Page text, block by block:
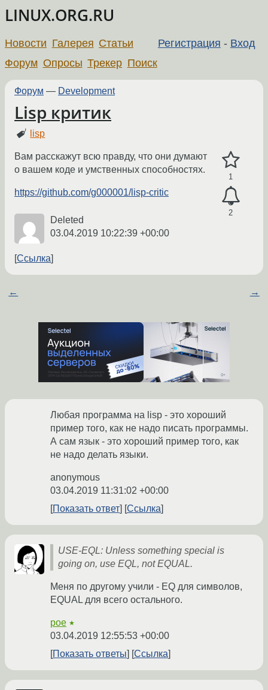
LINUX.ORG.RU
Регистрация - Вход
Новости Галерея Статьи
Форум Опросы Трекер Поиск
Форум — Development
Lisp критик
lisp
1
2
Вам расскажут всю правду, что они думают
о вашем коде и умственных способностях.
https://github.com/g000001/lisp-critic
Deleted
03.04.2019 10:22:39 +00:00
Ссылка
← →
Любая программа на lisp - это хороший
пример того, как не надо писать программы.
А сам язык - это хороший пример того, как
не надо делать языки.
anonymous
03.04.2019 11:31:02 +00:00
Показать ответ
Ссылка
USE-EQL: Unless something special is
going on, use EQL, not EQUAL.
Меня по другому учили - EQ для символов,
EQUAL для всего остального.
poe ★
03.04.2019 12:55:53 +00:00
Показать ответы
Ссылка